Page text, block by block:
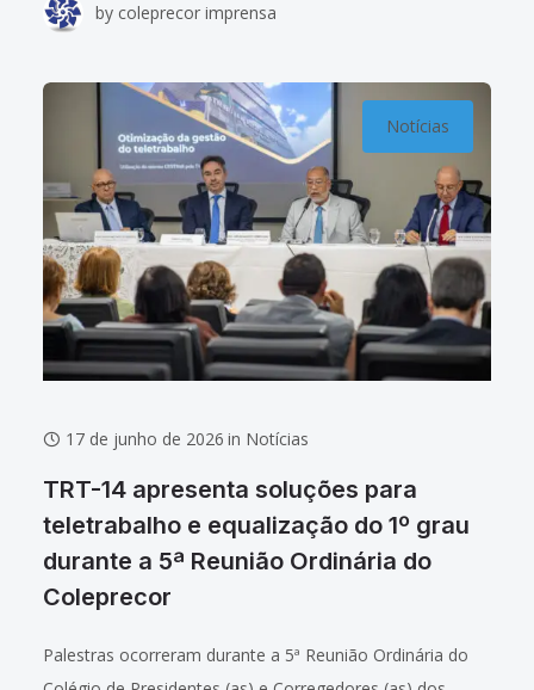
do TRT-RS, Alexandre Corrêa da Cruz, e a juíza do
by coleprecor imprensa
Notícias
17 de junho de 2026 in Notícias
TRT-14 apresenta soluções para
teletrabalho e equalização do 1º grau
durante a 5ª Reunião Ordinária do
Coleprecor
Palestras ocorreram durante a 5ª Reunião Ordinária do